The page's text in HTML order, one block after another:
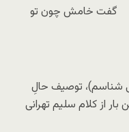
گفت خامش چون تو
شناسم)، توصیف حالِ
بار از کلام سلیم تهرانی